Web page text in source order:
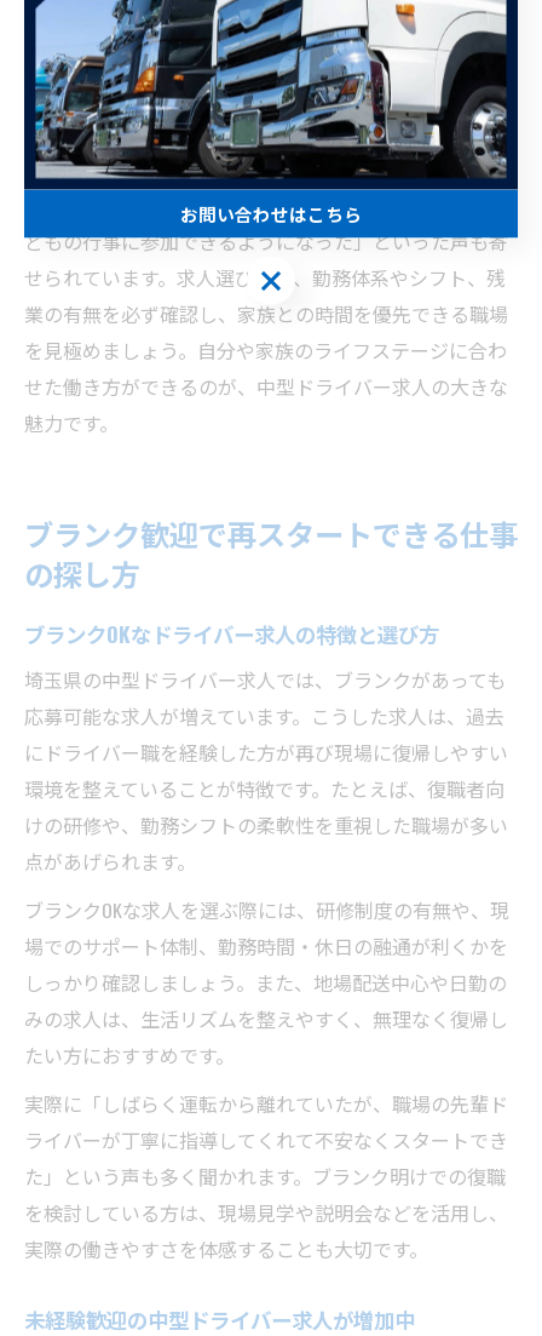
は、日勤固定・毎日帰宅・残業少なめ・休日充実など、
家族と過ごす時間を確保しやすい条件の求人が増加中で
す。特に子育て世代や介護を担う方からのニーズが高ま
っています。
実際に「以前は夜勤や長時間労働で家族とすれ違いが多
かったが、転職後は夕食を共にできる日が増えた」「子
どもの行事に参加できるようになった」といった声も寄
せられています。求人選びでは、勤務体系やシフト、残
業の有無を必ず確認し、家族との時間を優先できる職場
を見極めましょう。自分や家族のライフステージに合わ
せた働き方ができるのが、中型ドライバー求人の大きな
魅力です。
ブランク歓迎で再スタートできる仕事
の探し方
ブランクOKなドライバー求人の特徴と選び方
埼玉県の中型ドライバー求人では、ブランクがあっても
応募可能な求人が増えています。こうした求人は、過去
にドライバー職を経験した方が再び現場に復帰しやすい
環境を整えていることが特徴です。たとえば、復職者向
けの研修や、勤務シフトの柔軟性を重視した職場が多い
点があげられます。
ブランクOKな求人を選ぶ際には、研修制度の有無や、現
場でのサポート体制、勤務時間・休日の融通が利くかを
しっかり確認しましょう。また、地場配送中心や日勤の
みの求人は、生活リズムを整えやすく、無理なく復帰し
たい方におすすめです。
実際に「しばらく運転から離れていたが、職場の先輩ド
ライバーが丁寧に指導してくれて不安なくスタートでき
た」という声も多く聞かれます。ブランク明けでの復職
を検討している方は、現場見学や説明会などを活用し、
実際の働きやすさを体感することも大切です。
未経験歓迎の中型ドライバー求人が増加中
お問い合わせはこちら
お問い合わせはこちら